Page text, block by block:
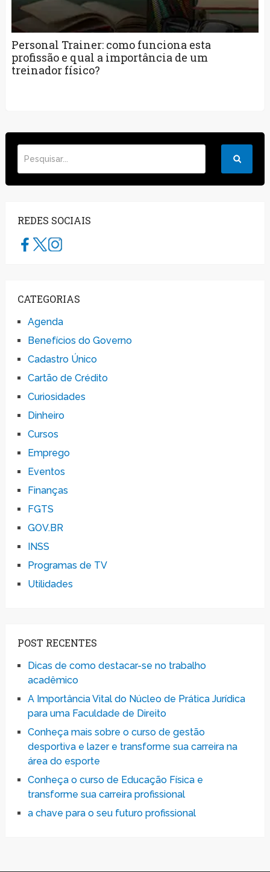
Personal Trainer: como funciona esta
profissão e qual a importância de um
treinador físico?
REDES SOCIAIS
CATEGORIAS
Agenda
Benefícios do Governo
Cadastro Único
Cartão de Crédito
Curiosidades
Dinheiro
Cursos
Emprego
Eventos
Finanças
FGTS
GOV.BR
INSS
Programas de TV
Utilidades
POST RECENTES
Dicas de como destacar-se no trabalho
acadêmico
A Importância Vital do Núcleo de Prática Jurídica
para uma Faculdade de Direito
Conheça mais sobre o curso de gestão
desportiva e lazer e transforme sua carreira na
área do esporte
Conheça o curso de Educação Física e
transforme sua carreira profissional
a chave para o seu futuro profissional